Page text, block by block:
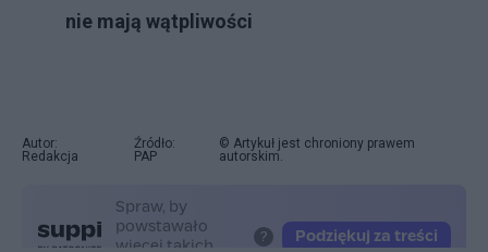
nie mają wątpliwości
Autor:
Redakcja
Źródło:
PAP
© Artykuł jest chroniony prawem
autorskim.